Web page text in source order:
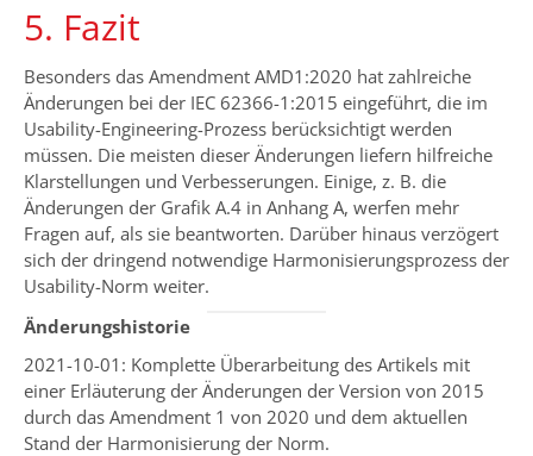
5. Fazit
Besonders das Amendment AMD1:2020 hat zahlreiche
Änderungen bei der IEC 62366-1:2015 eingeführt, die im
Usability-Engineering-Prozess berücksichtigt werden
müssen. Die meisten dieser Änderungen liefern hilfreiche
Klarstellungen und Verbesserungen. Einige, z. B. die
Änderungen der Grafik A.4 in Anhang A, werfen mehr
Fragen auf, als sie beantworten. Darüber hinaus verzögert
sich der dringend notwendige Harmonisierungsprozess der
Usability-Norm weiter.
Änderungshistorie
2021-10-01: Komplette Überarbeitung des Artikels mit
einer Erläuterung der Änderungen der Version von 2015
durch das Amendment 1 von 2020 und dem aktuellen
Stand der Harmonisierung der Norm.